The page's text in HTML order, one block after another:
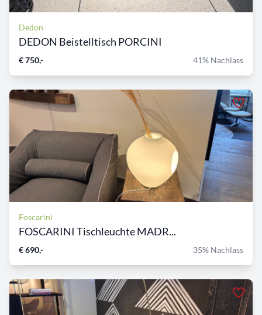
Dedon
DEDON Beistelltisch PORCINI
€ 750,- 41% Nachlass
Foscarini
FOSCARINI Tischleuchte MADR...
€ 690,- 35% Nachlass